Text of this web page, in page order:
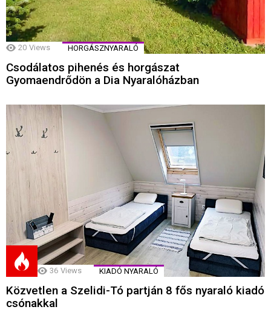
20 Views HORGÁSZNYARALÓ
Csodálatos pihenés és horgászat
Gyomaendrődön a Dia Nyaralóházban
36 Views KIADÓ NYARALÓ
Közvetlen a Szelidi-Tó partján 8 fős nyaraló kiadó
csónakkal